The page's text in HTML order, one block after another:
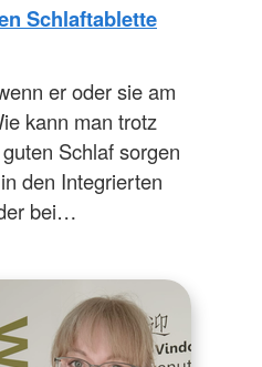
Schlaftablette
er oder sie am
kann man trotz
Schlaf sorgen
den Integrierten
bei…